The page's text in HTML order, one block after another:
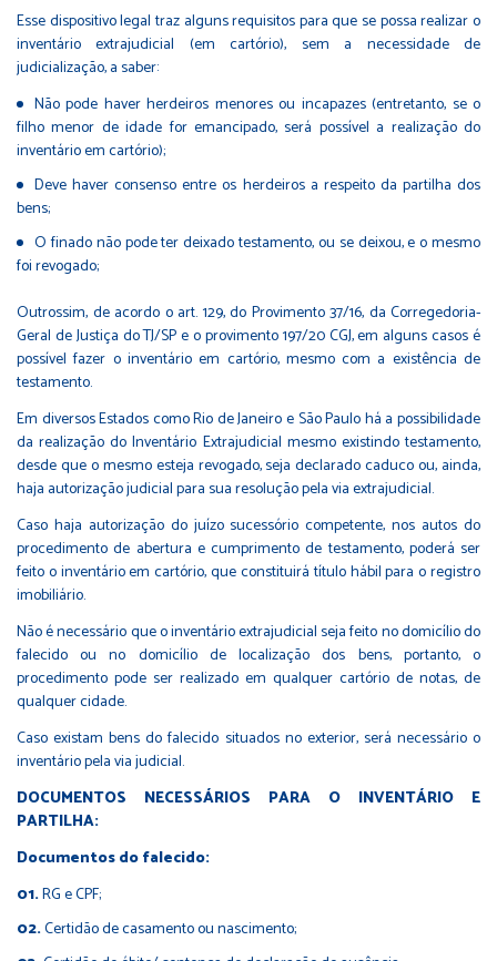
Esse dispositivo legal traz alguns requisitos para que se possa realizar o
inventário extrajudicial (em cartório), sem a necessidade de
judicialização, a saber:
Não pode haver herdeiros menores ou incapazes (entretanto, se o
filho menor de idade for emancipado, será possível a realização do
inventário em cartório);
Deve haver consenso entre os herdeiros a respeito da partilha dos
bens;
O finado não pode ter deixado testamento, ou se deixou, e o mesmo
foi revogado;
Outrossim, de acordo o art. 129, do Provimento 37/16, da Corregedoria-
Geral de Justiça do TJ/SP e o provimento 197/20 CGJ, em alguns casos é
possível fazer o inventário em cartório, mesmo com a existência de
testamento.
Em diversos Estados como Rio de Janeiro e São Paulo há a possibilidade
da realização do Inventário Extrajudicial mesmo existindo testamento,
desde que o mesmo esteja revogado, seja declarado caduco ou, ainda,
haja autorização judicial para sua resolução pela via extrajudicial.
Caso haja autorização do juízo sucessório competente, nos autos do
procedimento de abertura e cumprimento de testamento, poderá ser
feito o inventário em cartório, que constituirá título hábil para o registro
imobiliário.
Não é necessário que o inventário extrajudicial seja feito no domicílio do
falecido ou no domicílio de localização dos bens, portanto, o
procedimento pode ser realizado em qualquer cartório de notas, de
qualquer cidade.
Caso existam bens do falecido situados no exterior, será necessário o
inventário pela via judicial.
DOCUMENTOS NECESSÁRIOS PARA O INVENTÁRIO E
PARTILHA:
Documentos do falecido:
RG e CPF;
Certidão de casamento ou nascimento;